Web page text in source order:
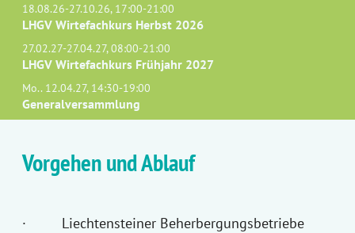
18.08.26-27.10.26, 17:00-21:00
LHGV Wirtefachkurs Herbst 2026
27.02.27-27.04.27, 08:00-21:00
LHGV Wirtefachkurs Frühjahr 2027
Mo.. 12.04.27, 14:30-19:00
Generalversammlung
Vorgehen und Ablauf
· Liechtensteiner Beherbergungsbetriebe